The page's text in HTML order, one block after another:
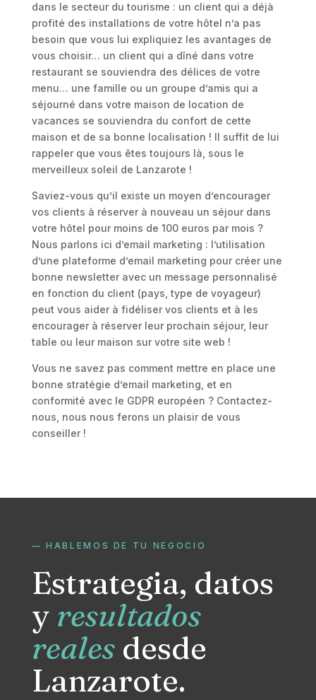
dans le secteur du tourisme : un client qui a déjà
profité des installations de votre hôtel n’a pas
besoin que vous lui expliquiez les avantages de
vous choisir… un client qui a dîné dans votre
restaurant se souviendra des délices de votre
menu… une famille ou un groupe d’amis qui a
séjourné dans votre maison de location de
vacances se souviendra du confort de cette
maison et de sa bonne localisation ! Il suffit de lui
rappeler que vous êtes toujours là, sous le
merveilleux soleil de Lanzarote !
Saviez-vous qu’il existe un moyen d’encourager
vos clients à réserver à nouveau un séjour dans
votre hôtel pour moins de 100 euros par mois ?
Nous parlons ici d’email marketing : l’utilisation
d’une plateforme d’email marketing pour créer une
bonne newsletter avec un message personnalisé
en fonction du client (pays, type de voyageur)
peut vous aider à fidéliser vos clients et à les
encourager à réserver leur prochain séjour, leur
table ou leur maison sur votre site web !
Vous ne savez pas comment mettre en place une
bonne stratégie d’email marketing, et en
conformité avec le GDPR européen ? Contactez-
nous, nous nous ferons un plaisir de vous
conseiller !
— HABLEMOS DE TU NEGOCIO
Estrategia, datos
y resultados
realesdesde
Lanzarote.